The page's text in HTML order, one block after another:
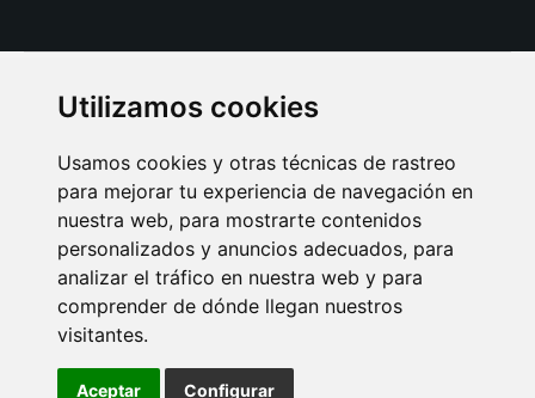
Utilizamos cookies
Usamos cookies y otras técnicas de rastreo
para mejorar tu experiencia de navegación en
nuestra web, para mostrarte contenidos
personalizados y anuncios adecuados, para
analizar el tráfico en nuestra web y para
comprender de dónde llegan nuestros
visitantes.
Aceptar Configurar
AVISO LEGAL POLITICA DE COOKIES
POLITICA DE PRIVACIDAD
PUBLICIDAD EN LA REVISTA QUÉ LEER
SORTEO-PREESTRENOS
SUSCRIPCIONES
Connecor Revistas